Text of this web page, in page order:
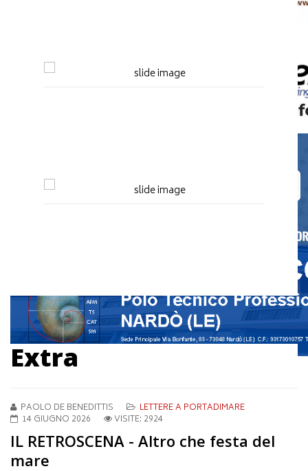
Extra
PAOLO DE BENEDITTIS
LETTERE A PORTADIMARE
14 GIUGNO 2026
VISITE: 2924
IL RETROSCENA - Altro che festa del
mare